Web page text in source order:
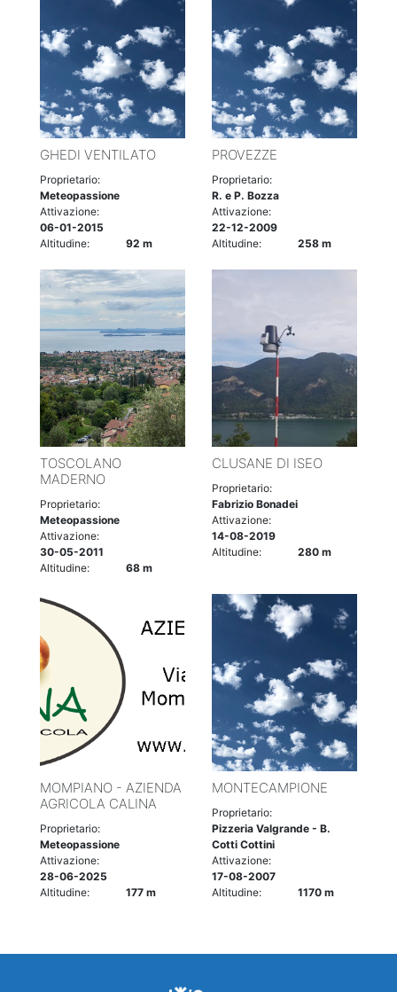
GHEDI VENTILATO
Proprietario:
Meteopassione
Attivazione:
06-01-2015
Altitudine:
92 m
PROVEZZE
Proprietario:
R. e P. Bozza
Attivazione:
22-12-2009
Altitudine:
258 m
TOSCOLANO
MADERNO
Proprietario:
Meteopassione
Attivazione:
30-05-2011
Altitudine:
68 m
CLUSANE DI ISEO
Proprietario:
Fabrizio Bonadei
Attivazione:
14-08-2019
Altitudine:
280 m
MOMPIANO - AZIENDA
AGRICOLA CALINA
Proprietario:
Meteopassione
Attivazione:
28-06-2025
Altitudine:
177 m
MONTECAMPIONE
Proprietario:
Pizzeria Valgrande - B.
Cotti Cottini
Attivazione:
17-08-2007
Altitudine:
1170 m